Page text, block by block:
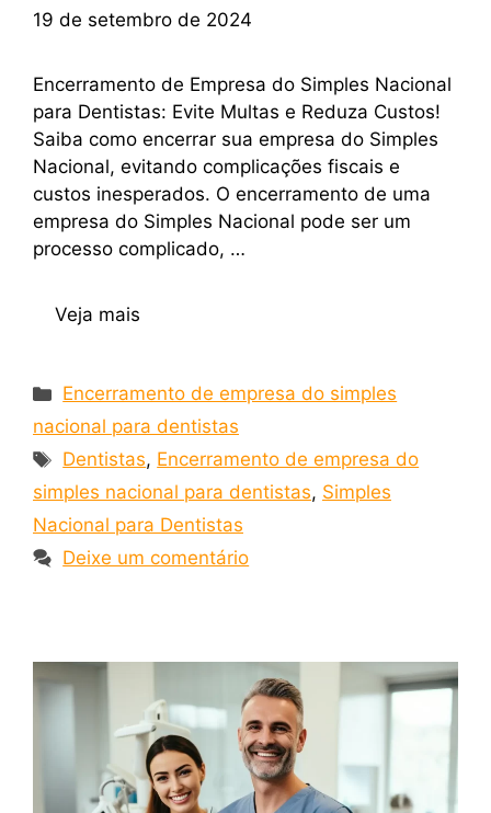
19 de setembro de 2024
Encerramento de Empresa do Simples Nacional
para Dentistas: Evite Multas e Reduza Custos!
Saiba como encerrar sua empresa do Simples
Nacional, evitando complicações fiscais e
custos inesperados. O encerramento de uma
empresa do Simples Nacional pode ser um
processo complicado, …
Veja mais
Encerramento de empresa do simples
nacional para dentistas
Dentistas, Encerramento de empresa do
simples nacional para dentistas, Simples
Nacional para Dentistas
Deixe um comentário